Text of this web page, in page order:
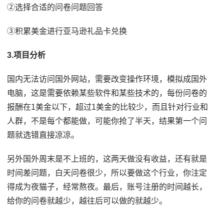
②选择合适的问卷问题回答
③积累美金进行亚马逊礼品卡兑换
3.项目分析
国内无法访问国外网站，需要改变操作环境，模拟成国外
电脑，这是需要依赖某些软件和某些技术的，每份问卷的
报酬在1美金以下，超过1美金的比较少，而且针对行业和
人群，不是每个都能做，可能你抢了半天，结果第一个问
题就选错直接凉凉。
另外国外周末是不上班的，这两天做没有收益，还有就是
时间差问题，白天问卷很少，所以要做这个行业，你注定
得成为夜猫子，经常熬夜。最后，账号注册的时间越长，
给你的问卷就越少，越往后可以做的就越少。